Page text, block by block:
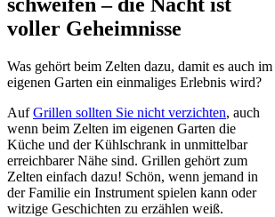
voller Geheimnisse
Was gehört beim Zelten dazu, damit es auch im
eigenen Garten ein einmaliges Erlebnis wird?
AufGrillen sollten Sie nicht verzichten, auch
wenn beim Zelten im eigenen Garten die
Küche und der Kühlschrank in unmittelbar
erreichbarer Nähe sind. Grillen gehört zum
Zelten einfach dazu! Schön, wenn jemand in
der Familie ein Instrument spielen kann oder
witzige Geschichten zu erzählen weiß.